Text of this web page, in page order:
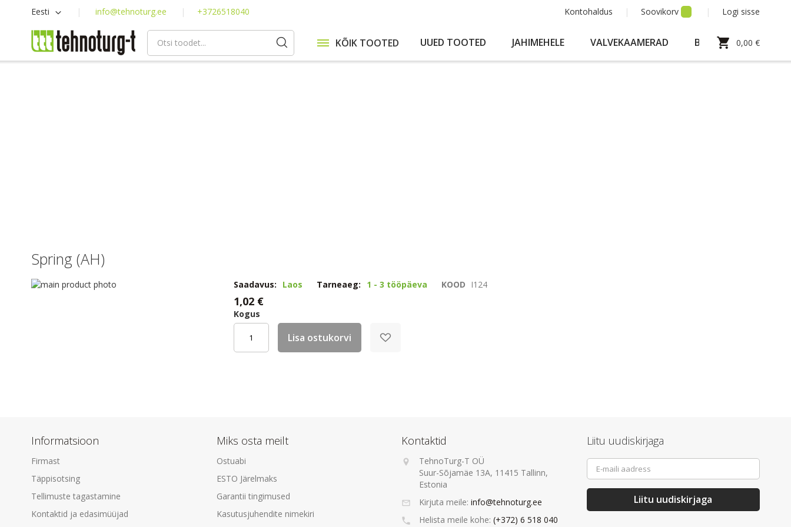
Kontohaldus Soovikorv Logi sisse
Skip
Content
Keel
Eesti info@tehnoturg.ee +3726518040
Minu ostukorv
0,00 €
Otsi
KÕIK TOOTED UUED TOOTED JAHIMEHELE VALVEKAAMERAD BLOGI
Spring (AH)
Skip
Saadavus: Laos Tarneaeg: 1 - 3 tööpäeva KOOD I124
1,02 €
Kogus
Lisa ostukorvi
Informatsioon
Firmast
Täppisotsing
Tellimuste tagastamine
Kontaktid ja edasimüüjad
Miks osta meilt
Ostuabi
ESTO Järelmaks
Garantii tingimused
Kasutusjuhendite nimekiri
Kontaktid
TehnoTurg-T OÜ
Suur-Sõjamäe 13A, 11415 Tallinn,
Estonia
Kirjuta meile: info@tehnoturg.ee
Helista meile kohe: (+372) 6 518 040
Liitu uudiskirjaga
Sign
Up
for
Newsletter:
Liitu uudiskirjaga